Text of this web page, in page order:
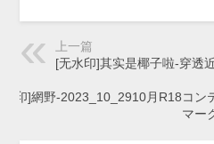
上一篇
[无水印]其实是椰子啦-穿透
水印]網野-2023_10_2910月R18コン
マー